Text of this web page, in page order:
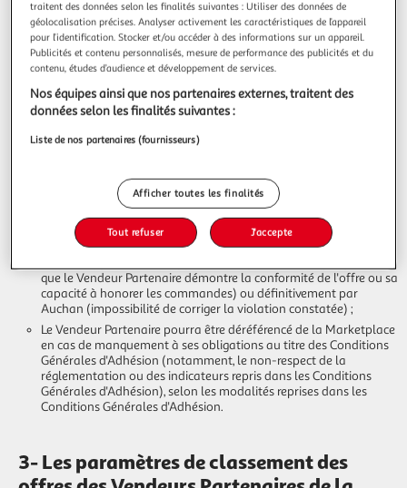
2.2 Déréférencement
Les Conditions Générales d'Adhésion à la Marketplace étant
conclues pour une durée indéterminée, chacune des parties peut
décider de résilier son contrat à tout moment, en respectant le délai
de préavis indiqué dans les Conditions Générales d'Adhésion.
Le non-respect des Conditions Générales d'Adhésion à la
Marketplace par le Vendeur Partenaire est également susceptible
de conduire au déréférencement provisoire ou définitif du Vendeur
Toute offre de produit non conforme aux Conditions Générales
d'Adhésion à la Marketplace (notamment une offre qui violerait
les droits d'un tiers, une loi ou un réglement en vigueur ou une
offre donnant lieu à des commandes non confirmées ou non
que le Vendeur Partenaire démontre la conformité de l'offre ou sa
capacité à honorer les commandes) ou définitivement par
Auchan (impossibilité de corriger la violation constatée) ;
Le Vendeur Partenaire pourra être déréférencé de la Marketplace
en cas de manquement à ses obligations au titre des Conditions
Générales d'Adhésion (notamment, le non-respect de la
réglementation ou des indicateurs repris dans les Conditions
Générales d'Adhésion), selon les modalités reprises dans les
Conditions Générales d'Adhésion.
3- Les paramètres de classement des
traitent des données selon les finalités suivantes : Utiliser des données de
géolocalisation précises. Analyser activement les caractéristiques de l’appareil
pour l’identification. Stocker et/ou accéder à des informations sur un appareil.
Publicités et contenu personnalisés, mesure de performance des publicités et du
contenu, études d’audience et développement de services.
Nos équipes ainsi que nos partenaires externes, traitent des
données selon les finalités suivantes :
Liste de nos partenaires (fournisseurs)
Afficher toutes les finalités
Tout refuser J'accepte